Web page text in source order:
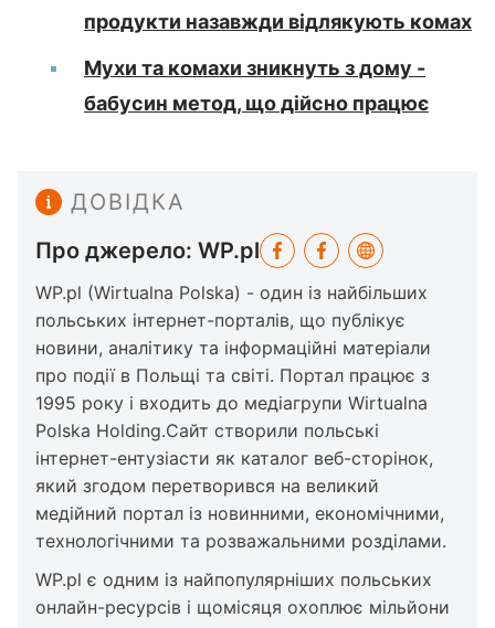
продукти назавжди відлякують комах
Мухи та комахи зникнуть з дому -
бабусин метод, що дійсно працює
ДОВІДКА
Про джерело: WP.pl
WP.pl (Wirtualna Polska) - один із найбільших
польських інтернет-порталів, що публікує
новини, аналітику та інформаційні матеріали
про події в Польщі та світі. Портал працює з
1995 року і входить до медіагрупи Wirtualna
Polska Holding.Сайт створили польські
інтернет-ентузіасти як каталог веб-сторінок,
який згодом перетворився на великий
медійний портал із новинними, економічними,
технологічними та розважальними розділами.
WP.pl є одним із найпопулярніших польських
онлайн-ресурсів і щомісяця охоплює мільйони